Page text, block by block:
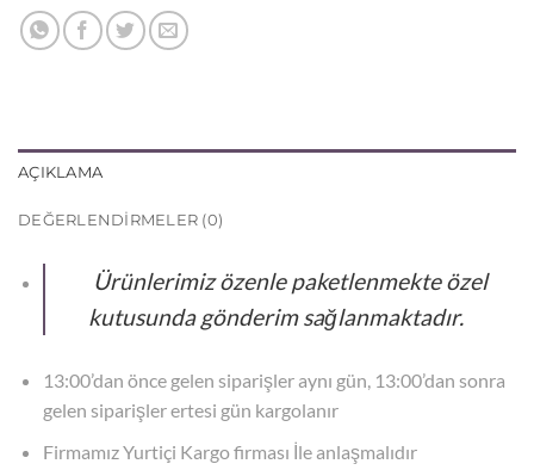
AÇIKLAMA
DEĞERLENDIRMELER (0)
Ürünlerimizözenle paketlenmekte özel
kutusunda gönderim sağlanmaktadır.
13:00’dan önce gelen siparişler aynı gün, 13:00’dan sonra
gelen siparişler ertesi gün kargolanır
Firmamız Yurtiçi Kargo firması İle anlaşmalıdır